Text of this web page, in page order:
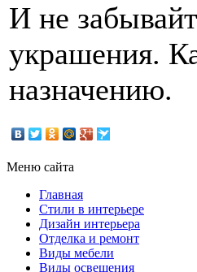
И не
украшения.
назначению.
Меню сайта
Главная
Стили в интерьере
Дизайн интерьера
Отделка и ремонт
Виды мебели
Виды освещения